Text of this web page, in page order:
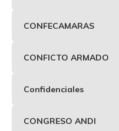
CONFECAMARAS
CONFICTO ARMADO
Confidenciales
CONGRESO ANDI